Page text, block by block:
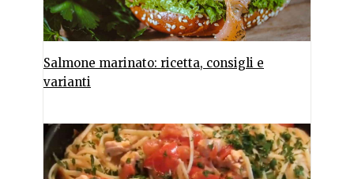
Salmone marinato: ricetta, consigli e
varianti